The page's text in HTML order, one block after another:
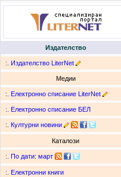
Издателство
:. Издателство LiterNet
Медии
:. Електронно списание LiterNet
:. Електронно списание БЕЛ
:. Културни новини
Каталози
:. По дати: март
:. Електронни книги